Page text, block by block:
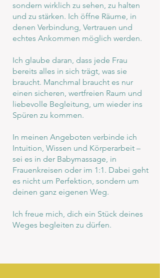
sondern wirklich zu sehen, zu halten
und zu stärken. Ich öffne Räume, in
denen Verbindung, Vertrauen und
echtes Ankommen möglich werden.
Ich glaube daran, dass jede Frau
bereits alles in sich trägt, was sie
braucht. Manchmal braucht es nur
einen sicheren, wertfreien Raum und
liebevolle Begleitung, um wieder ins
Spüren zu kommen.
In meinen Angeboten verbinde ich
Intuition, Wissen und Körperarbeit –
sei es in der Babymassage, in
Frauenkreisen oder im 1:1. Dabei geht
es nicht um Perfektion, sondern um
deinen ganz eigenen Weg.
Ich freue mich, dich ein Stück deines
Weges begleiten zu dürfen.